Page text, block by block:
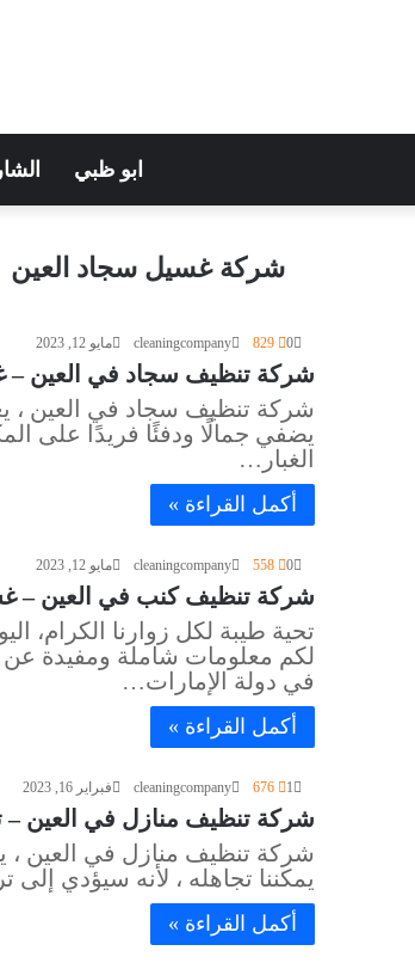
ابو ظبي
شركة غسيل سجاد العين
cleaningcompany مايو 12, 2023 0
شركة تنظيف سجاد في العين – غسيل
شركة تنظيف سجاد في العين ،
يضفي جمالًا ودفئًا فريدًا على
الغبار…
أكمل القراءة »
cleaningcompany مايو 12, 2023 0
شركة تنظيف كنب في العين – غسيل
تحية طيبة لكل زوارنا
لكم معلومات شاملة ومفيدة عن
في دولة الإمارات…
أكمل القراءة »
cleaningcompany فبراير 16, 2023 1
شركة تنظيف منازل في العين – تنظيف
شركة تنظيف منازل في العين ،
يمكننا تجاهله ، لأنه سيؤدي
أكمل القراءة »